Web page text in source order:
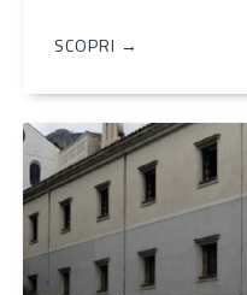
SCOPRI →